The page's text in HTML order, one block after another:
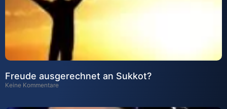
Freude ausgerechnet an Sukkot?
Keine Kommentare